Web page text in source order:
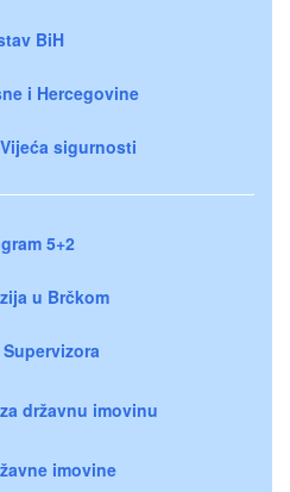
BiH
i Hercegovine
sigurnosti
5+2
u Brčkom
državnu imovinu
imovine